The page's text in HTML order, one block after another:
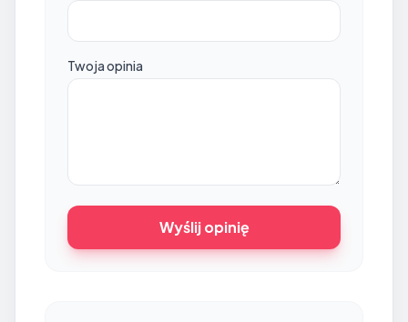
Twoja opinia
Wyślij opinię